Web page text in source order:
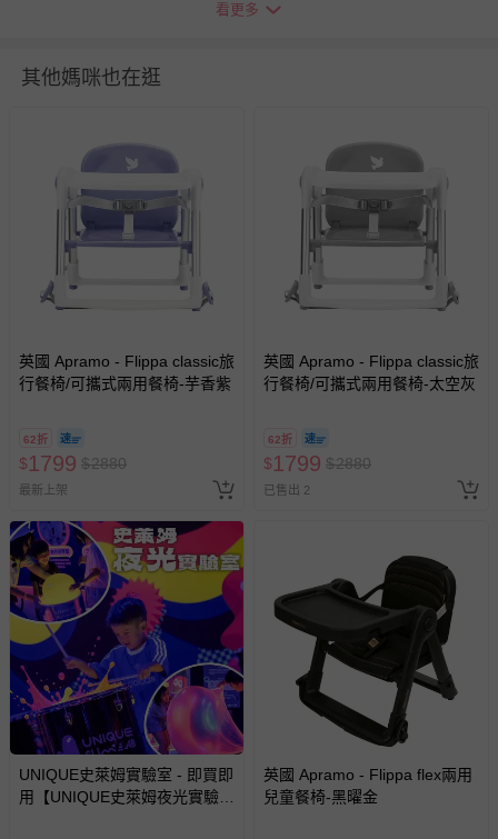
瑕疵退換貨所產生的運費，將由媽咪愛負責處理，若非瑕疵
並點選『我要退貨』即可進行申請。若有相關退貨問題，請
至媽咪愛LINE@客服ID: @mamilove
針對滿件折/滿額贈…等活動，如因部份退貨，而該訂單保
留商品未達活動門檻，將以原價計算，活動贈品亦需一併退
回。
部分商品依據消費者保護法的規定，不適用七天鑑賞期/猶
豫期範圍：
客製化商品（例如客製生日書、姓名貼等）。
新費用）。
經消費者拆封之影音商品或電腦軟體（例如 DVD、CD
非以有形媒介提供之數位內容或一經提供即為完成之線
上服務，經消費者事先同意始提供（例如線上課程、遊
戲或活動點數等）。
已拆封之以下類型商品：
-個人衛生用品（例如尿布、貼身衣物、泳裝、襪子、地
墊、寢具類等）。
-新生兒親膚衣物（嬰幼兒包巾與背巾、包屁衣、學習
褲、紗布衣等）。
-接觸性孕哺產品（奶嘴、奶瓶、擠乳器、哺乳衣、托腹
-其他原廠盒裝商品封口處已貼上「不可拆封」，或具警
示字句等說明貼紙、封條者。
看更多
其他媽咪也在逛
英國 Apramo - Flippa classic旅
行餐椅/可攜式兩用餐椅-芋香紫
62折
$1799 $2880
最新上架
英國 Apramo - Flippa classic旅
行餐椅/可攜式兩用餐椅-太空灰
62折
$1799 $2880
已售出 2
UNIQUE史萊姆實驗室 - 即買即
用【UNIQUE史萊姆夜光實驗室
英國 Apramo - Flippa flex兩用
兒童餐椅-黑曜金